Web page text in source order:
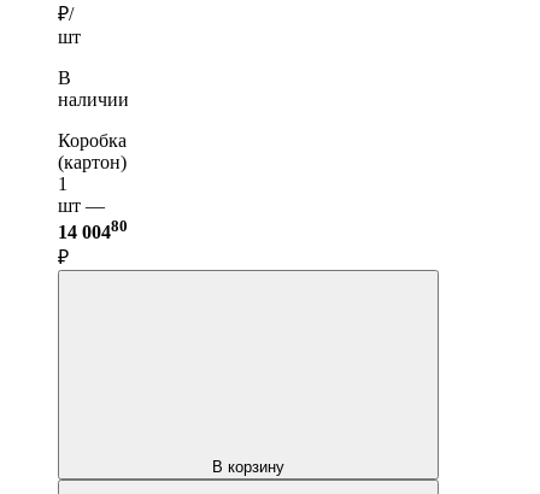
₽/
шт
В
наличии
Коробка
(картон)
1
шт —
14 00480
₽
В корзину